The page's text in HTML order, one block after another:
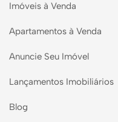
Imóveis à Venda
Apartamentos à Venda
Anuncie Seu Imóvel
Lançamentos Imobiliários
Blog